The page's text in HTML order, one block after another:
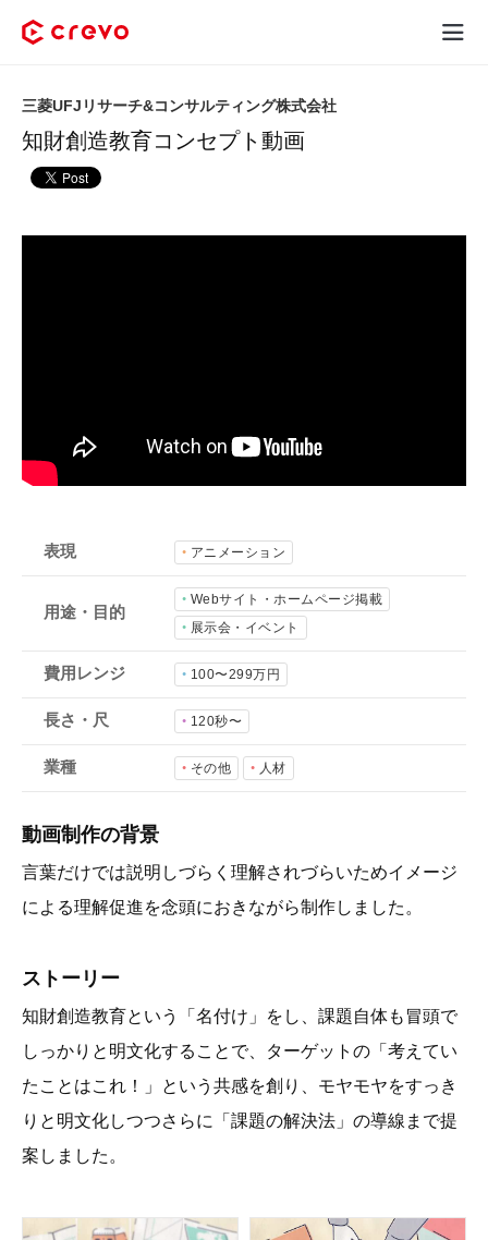
採用コンテンツ制作
お役立ち情報
会社概要
採用情報
- 動画に関するご相談はこちら -
お問合わせ・無料見積もり
資料ダウンロード
知財創造教育コンセプト動画
三菱UFJリサーチ&コンサルティング株式会社
表現 アニメーション
用途・目的
Webサイト・ホームページ掲載
展示会・イベント
費用レンジ 100〜299万円
長さ・尺 120秒〜
業種 その他 人材
動画制作の背景
言葉だけでは説明しづらく理解されづらいためイメージ
による理解促進を念頭におきながら制作しました。
ストーリー
知財創造教育という「名付け」をし、課題自体も冒頭で
しっかりと明文化することで、ターゲットの「考えてい
たことはこれ！」という共感を創り、モヤモヤをすっき
りと明文化しつつさらに「課題の解決法」の導線まで提
案しました。